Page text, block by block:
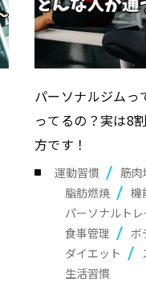
パーソナルジムっ
ってるの？実は8
方です！
運動習慣
筋肉
脂肪燃焼
機
パーソナルト
食事管理
ボ
ダイエット
生活習慣